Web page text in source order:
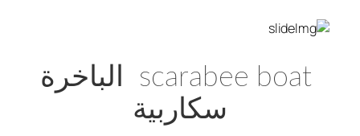
scarabee boat الباخرة
سكاربية